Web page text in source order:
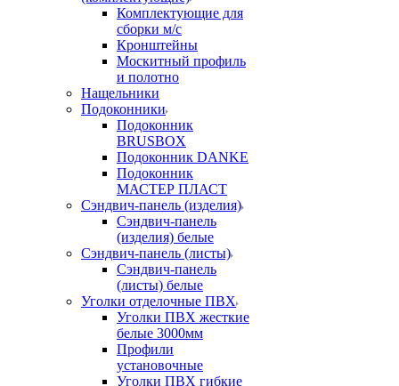
Комплектующие для
сборки м/с
Кронштейны
Москитный профиль
и полотно
Нащельники
Подоконники
Подоконник
BRUSBOX
Подоконник DANKE
Подоконник
МАСТЕР ПЛАСТ
Сэндвич-панель (изделия)
Сэндвич-панель
(изделия) белые
Сэндвич-панель (листы)
Сэндвич-панель
(листы) белые
Уголки отделочные ПВХ
Уголки ПВХ жесткие
белые 3000мм
Профили
установочные
Уголки ПВХ гибкие